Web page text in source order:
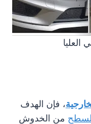
، فإن الهدف
من الخدوش